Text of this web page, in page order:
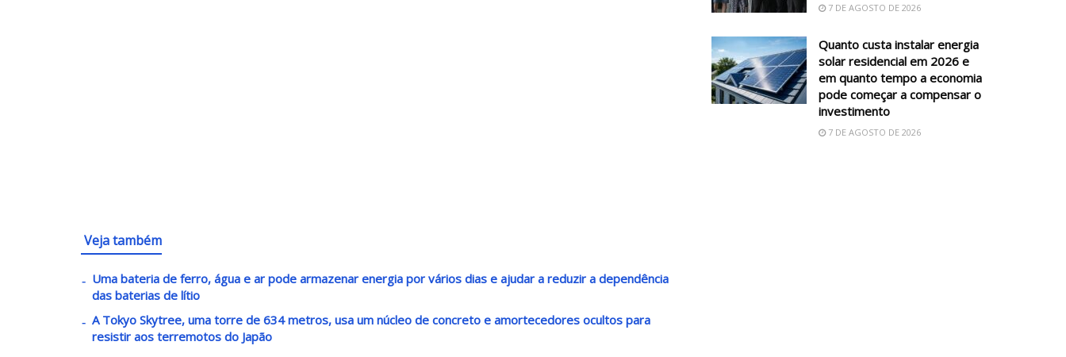
Veja também
Uma bateria de ferro, água e ar pode armazenar energia por vários dias e ajudar a reduzir a dependência
das baterias de lítio
A Tokyo Skytree, uma torre de 634 metros, usa um núcleo de concreto e amortecedores ocultos para
resistir aos terremotos do Japão
7 DE AGOSTO DE 2026
Quanto custa instalar energia
solar residencial em 2026 e
em quanto tempo a economia
pode começar a compensar o
investimento
7 DE AGOSTO DE 2026